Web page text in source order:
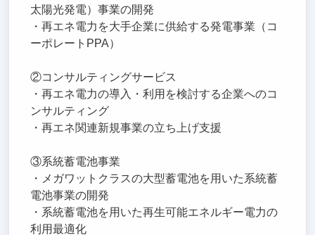
太陽光発電）事業の開発
・再エネ電力を大手企業に供給する発電事業（コ
ーポレートPPA）
②コンサルティングサービス
・再エネ電力の導入・利用を検討する企業へのコ
ンサルティング
・再エネ関連新規事業の立ち上げ支援
③系統蓄電池事業
・メガワットクラスの大型蓄電池を用いた系統蓄
電池事業の開発
・系統蓄電池を用いた再生可能エネルギー電力の
利用最適化